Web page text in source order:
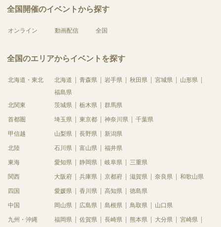
全国開催のイベントから探す
オンライン 動画配信 全国
全国のエリアからイベントを探す
北海道・東北 北海道 青森県 岩手県 秋田県 宮城県
山形県
福島県
北関東
茨城県 栃木県 群馬県
首都圏 埼玉県 東京都 神奈川県 千葉県
甲信越 山梨県 長野県 新潟県
北陸 石川県 富山県 福井県
東海 愛知県 静岡県 岐阜県 三重県
関西 大阪府 兵庫県 京都府 滋賀県 奈良県 和歌山県
四国 愛媛県 香川県 高知県 徳島県
中国 岡山県 広島県 島根県 鳥取県 山口県
九州・沖縄 福岡県 佐賀県 長崎県 熊本県 大分県
宮崎県